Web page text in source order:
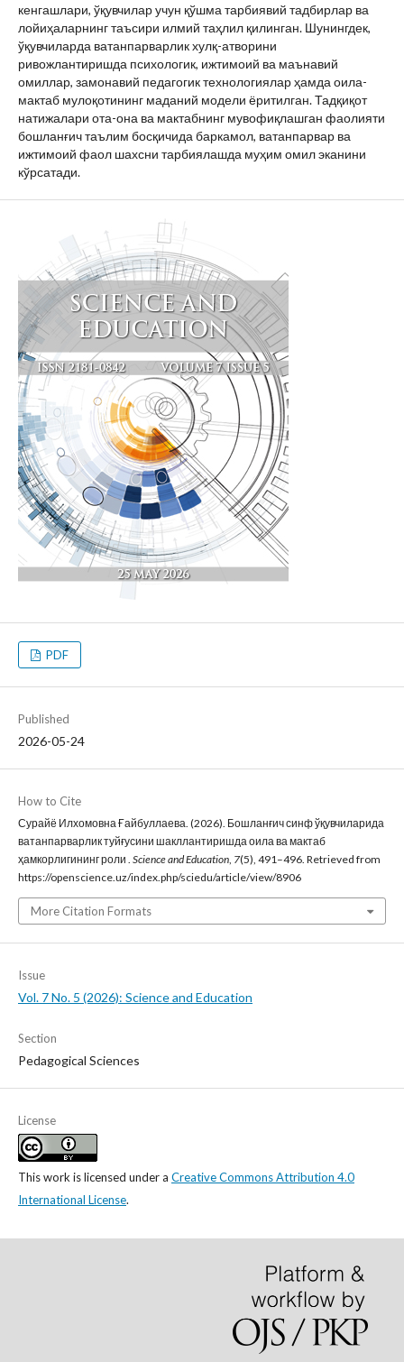
кенгашлари, ўқувчилар учун қўшма тарбиявий тадбирлар ва
лойиҳаларнинг таъсири илмий таҳлил қилинган. Шунингдек,
ўқувчиларда ватанпарварлик хулқ-атворини
ривожлантиришда психологик, ижтимоий ва маънавий
омиллар, замонавий педагогик технологиялар ҳамда оила-
мактаб мулоқотининг маданий модели ёритилган. Тадқиқот
натижалари ота-она ва мактабнинг мувофиқлашган фаолияти
бошланғич таълим босқичида баркамол, ватанпарвар ва
ижтимоий фаол шахсни тарбиялашда муҳим омил эканини
кўрсатади.
PDF
Published
2026-05-24
How to Cite
Сурайё Илхомовна Ғайбуллаева. (2026). Бошланғич синф ўқувчиларида
ватанпарварлик туйғусини шакллантиришда оила ва мактаб
ҳамкорлигининг роли . Science and Education, 7(5), 491–496. Retrieved from
https://openscience.uz/index.php/sciedu/article/view/8906
More Citation Formats
Issue
Vol. 7 No. 5 (2026): Science and Education
Section
Pedagogical Sciences
License
This work is licensed under a Creative Commons Attribution 4.0
International License.